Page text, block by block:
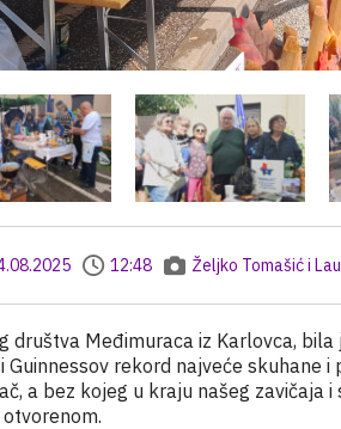
12:48 Željko Tomašić i
društva Međimuraca iz Karlovca,
rekord najveće skuhane i
a bez kojeg u kraju našeg zavičaja